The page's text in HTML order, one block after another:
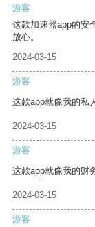
游客
这款加速器app的安
放心。
2024-03-15
游客
这款app就像我的私
2024-03-15
游客
这款app就像我的财
2024-03-15
游客